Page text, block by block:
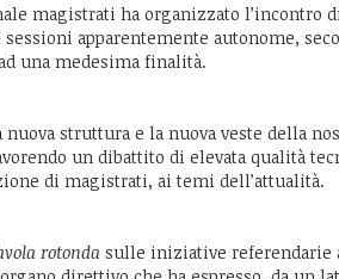
magistrati ha organizzato l’incontro
apparentemente autonome,
una medesima finalità.
struttura e la nuova veste della
un dibattito di elevata qualità
di magistrati, ai temi dell’attualità.
rotonda sulle iniziative referendarie